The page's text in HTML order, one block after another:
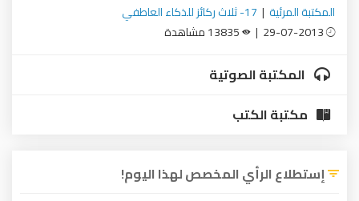
المكتبة المرئية | 17- ثلاث ركائز للذكاء العاطفي
المكتبة الصوتية
مكتبة الكتب
إستطلاع الرأي المخصص لهذا اليوم!